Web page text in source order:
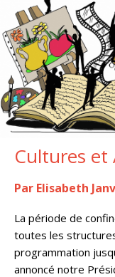
Cultures et
Par Elisabeth
La période de
toutes les
programmation
annoncé notre